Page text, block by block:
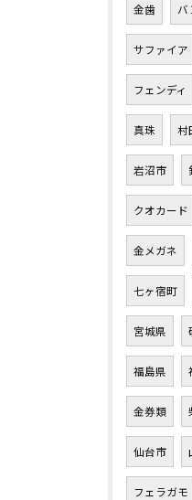
金歯 バ
サファイア
フェンディ
真珠 村
岩沼市
クオカード
金メガネ
七ヶ宿町
宮城県
福島県
金券類
仙台市
フェラガモ